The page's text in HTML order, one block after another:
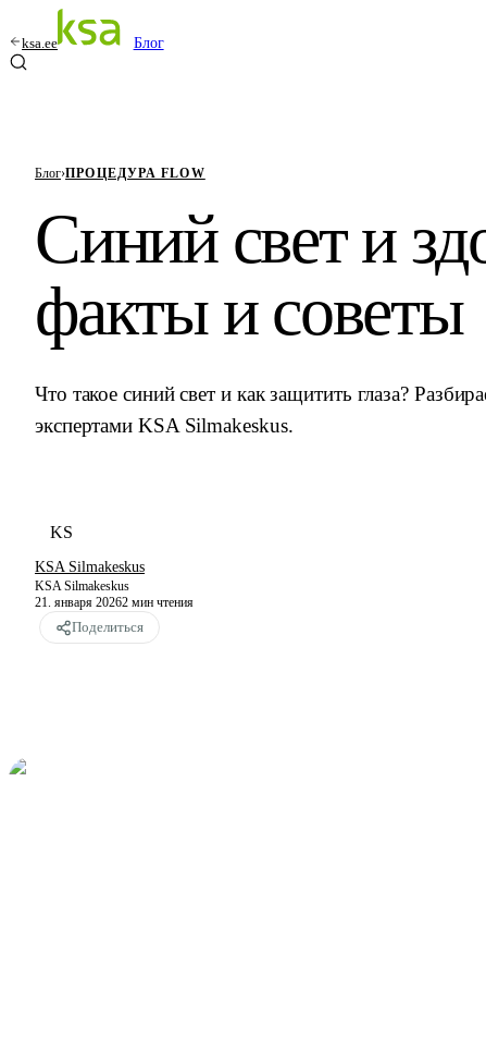
ksa.ee Блог
Блог›ПРОЦЕДУРА FLOW
Синий свет и
факты и советы
Что такое синий свет и как защитить глаза?
экспертами KSA Silmakeskus.
KS
KSA Silmakeskus
KSA Silmakeskus
21. января 20262 мин чтения
Поделиться